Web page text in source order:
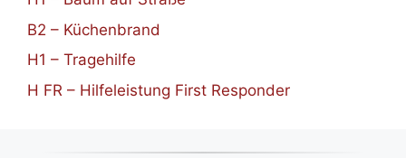
B2 – Küchenbrand
H1 – Tragehilfe
H FR – Hilfeleistung First Responder